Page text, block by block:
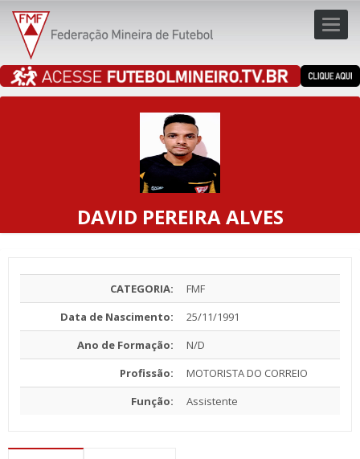
DAVID PEREIRA ALVES
CATEGORIA:
FMF
Data de Nascimento:
25/11/1991
Ano de Formação:
N/D
Profissão:
MOTORISTA DO CORREIO
Função:
Assistente